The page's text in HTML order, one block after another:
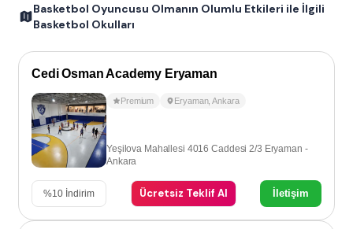
Basketbol Oyuncusu Olmanın Olumlu Etkileri ile İlgili
Basketbol Okulları
Cedi Osman Academy Eryaman
Premium Eryaman,Ankara
Yeşilova Mahallesi 4016 Caddesi 2/3 Eryaman -
Ankara
%10 İndirim Ücretsiz Teklif Al İletişim